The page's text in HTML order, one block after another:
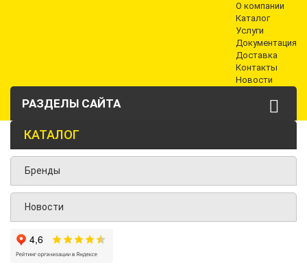
О компании
Каталог
Услуги
Документация
Доставка
Контакты
Новости
РАЗДЕЛЫ САЙТА
КАТАЛОГ
Бренды
Новости